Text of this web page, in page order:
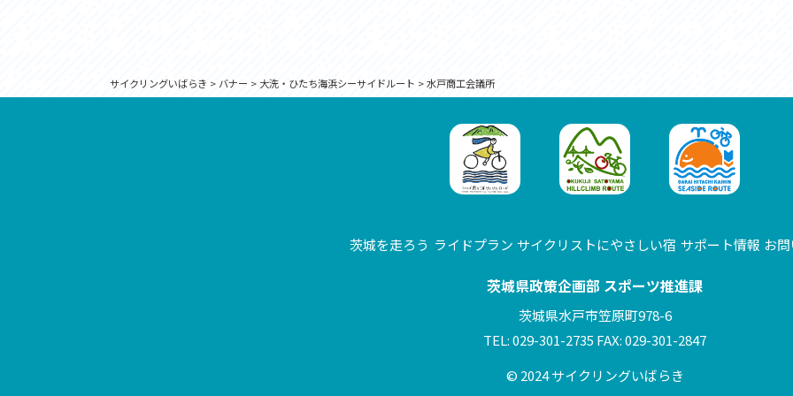
サイクリングいばらき > バナー > 大洗・ひたち海浜シーサイドルート >水戸商工会議所
茨城を走ろう ライドプラン サイクリストにやさしい宿 サポート情報 お
茨城県政策企画部 スポーツ推進課
茨城県水戸市笠原町978-6
TEL: 029-301-2735 FAX: 029-301-2847
© 2024 サイクリングいばらき